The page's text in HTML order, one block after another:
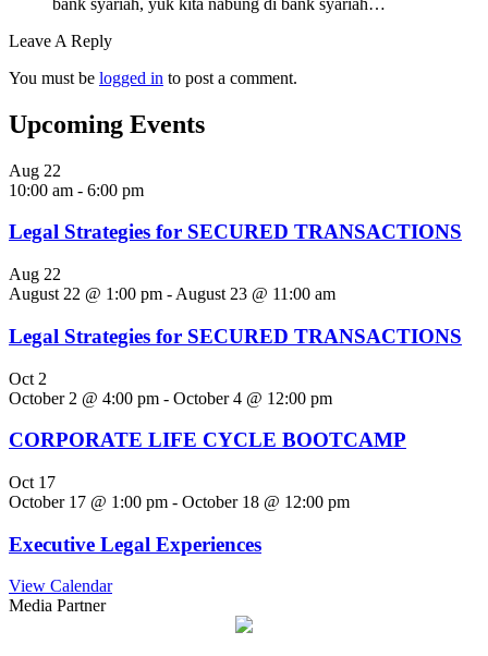
Leave A Reply
You must be logged in to post a comment.
Upcoming Events
Aug 22
10:00 am - 6:00 pm
Legal Strategies for SECURED TRANSACTIONS
Aug 22
August 22 @ 1:00 pm - August 23 @ 11:00 am
Legal Strategies for SECURED TRANSACTIONS
Oct 2
October 2 @ 4:00 pm - October 4 @ 12:00 pm
CORPORATE LIFE CYCLE BOOTCAMP
Oct 17
October 17 @ 1:00 pm - October 18 @ 12:00 pm
Executive Legal Experiences
View Calendar
Media Partner